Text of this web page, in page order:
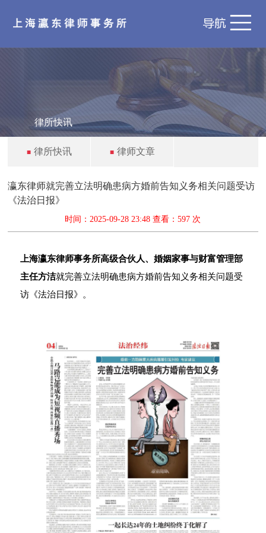
律所快讯
■ 律所快讯 ■ 律师文章
瀛东律师就完善立法明确患病方婚前告知义务相关问题受访
《法治日报》
时间：2025-09-28 23:48 查看：597 次
上海瀛东律师事务所高级合伙人、婚姻家事与财富管理部
主任方洁就完善立法明确患病方婚前告知义务相关问题受
访《法治日报》。